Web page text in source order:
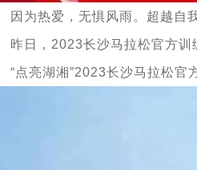
因为热爱，无惧风雨。超越自
昨日，2023长沙马拉松官方训
“点亮湖湘”2023长沙马拉松官